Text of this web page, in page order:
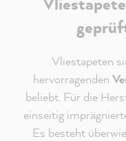
Vliestapeten
hervorragenden
beliebt. Für die
einseitig
Es besteht